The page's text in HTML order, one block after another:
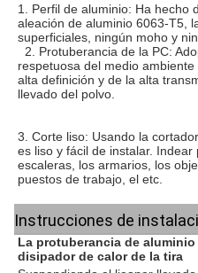
1. Perfil de aluminio: Ha hecho
aleación de aluminio 6063-T5,
superficiales, ningún moho y
  2.
Protuberancia de la PC:
respetuosa del medio
alta definición y de la alta
llevado del polvo.
3. Corte liso: Usando la
es liso y fácil de instalar.
escaleras, los armarios, los
puestos de trabajo, el etc.
Instrucciones de
La protuberancia de
disipador de calor de la tira